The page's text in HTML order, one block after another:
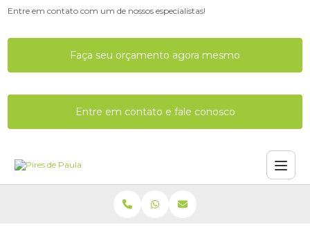
Entre em contato com um de nossos especialistas!
Faça seu orçamento agora mesmo
Entre em contato e fale conosco